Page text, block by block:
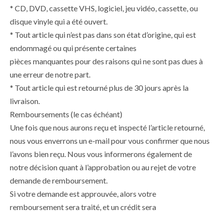
* CD, DVD, cassette VHS, logiciel, jeu vidéo, cassette, ou
disque vinyle qui a été ouvert.
* Tout article qui n’est pas dans son état d’origine, qui est
endommagé ou qui présente certaines
pièces manquantes pour des raisons qui ne sont pas dues à
une erreur de notre part.
* Tout article qui est retourné plus de 30 jours après la
livraison.
Remboursements (le cas échéant)
Une fois que nous aurons reçu et inspecté l’article retourné,
nous vous enverrons un e-mail pour vous confirmer que nous
l’avons bien reçu. Nous vous informerons également de
notre décision quant à l’approbation ou au rejet de votre
demande de remboursement.
Si votre demande est approuvée, alors votre
remboursement sera traité, et un crédit sera